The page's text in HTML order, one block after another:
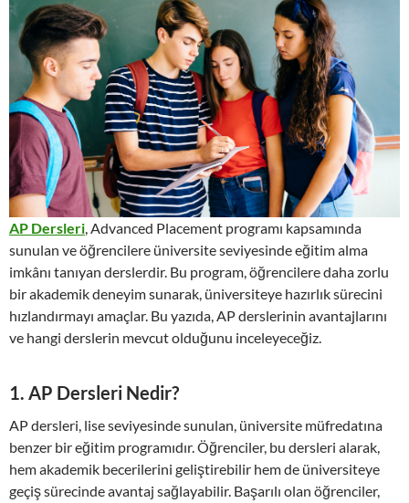
AP Dersleri, Advanced Placement programı kapsamında
sunulan ve öğrencilere üniversite seviyesinde eğitim alma
imkânı tanıyan derslerdir. Bu program, öğrencilere daha zorlu
bir akademik deneyim sunarak, üniversiteye hazırlık sürecini
hızlandırmayı amaçlar. Bu yazıda, AP derslerinin avantajlarını
ve hangi derslerin mevcut olduğunu inceleyeceğiz.
1. AP Dersleri Nedir?
AP dersleri, lise seviyesinde sunulan, üniversite müfredatına
benzer bir eğitim programıdır. Öğrenciler, bu dersleri alarak,
hem akademik becerilerini geliştirebilir hem de üniversiteye
geçiş sürecinde avantaj sağlayabilir. Başarılı olan öğrenciler,